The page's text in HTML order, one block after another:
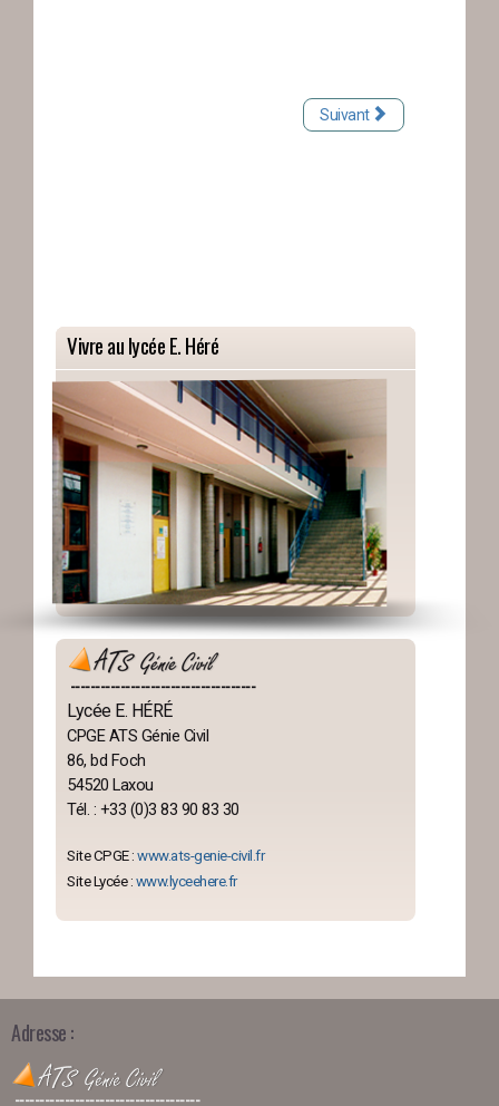
Suivant
Vivre au lycée E. Héré
-------------------------------------
Lycée E. HÉRÉ
CPGE ATS Génie Civil
86, bd Foch
54520 Laxou
Tél. : +33 (0)3 83 90 83 30
Site CPGE : www.ats-genie-civil.fr
Site Lycée : www.lyceehere.fr
Adresse :
-------------------------------------